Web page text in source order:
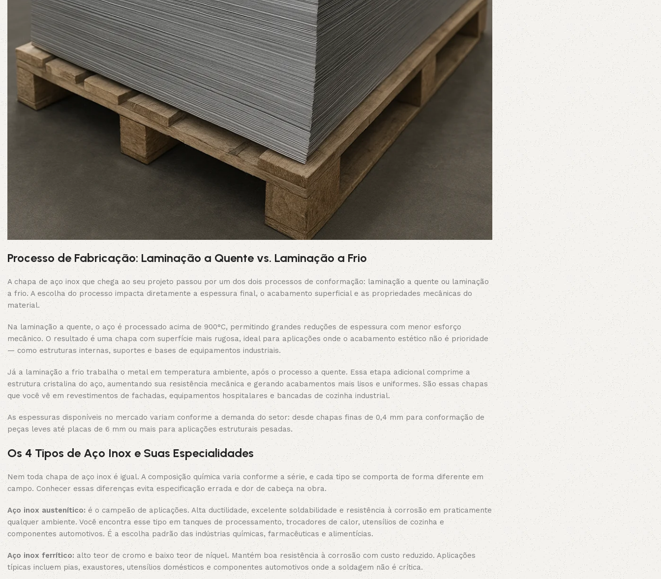
Processo de Fabricação: Laminação a Quente vs. Laminação a Frio
A chapa de aço inox que chega ao seu projeto passou por um dos dois processos de conformação: laminação a quente ou laminação
a frio. A escolha do processo impacta diretamente a espessura final, o acabamento superficial e as propriedades mecânicas do
material.
Na laminação a quente, o aço é processado acima de 900°C, permitindo grandes reduções de espessura com menor esforço
mecânico. O resultado é uma chapa com superfície mais rugosa, ideal para aplicações onde o acabamento estético não é prioridade
— como estruturas internas, suportes e bases de equipamentos industriais.
Já a laminação a frio trabalha o metal em temperatura ambiente, após o processo a quente. Essa etapa adicional comprime a
estrutura cristalina do aço, aumentando sua resistência mecânica e gerando acabamentos mais lisos e uniformes. São essas chapas
que você vê em revestimentos de fachadas, equipamentos hospitalares e bancadas de cozinha industrial.
As espessuras disponíveis no mercado variam conforme a demanda do setor: desde chapas finas de 0,4 mm para conformação de
peças leves até placas de 6 mm ou mais para aplicações estruturais pesadas.
Os 4 Tipos de Aço Inox e Suas Especialidades
Nem toda chapa de aço inox é igual. A composição química varia conforme a série, e cada tipo se comporta de forma diferente em
campo. Conhecer essas diferenças evita especificação errada e dor de cabeça na obra.
Aço inox austenítico: é o campeão de aplicações. Alta ductilidade, excelente soldabilidade e resistência à corrosão em praticamente
qualquer ambiente. Você encontra esse tipo em tanques de processamento, trocadores de calor, utensílios de cozinha e
componentes automotivos. É a escolha padrão das indústrias químicas, farmacêuticas e alimentícias.
Aço inox ferrítico:alto teor de cromo e baixo teor de níquel. Mantém boa resistência à corrosão com custo reduzido. Aplicações
típicas incluem pias, exaustores, utensílios domésticos e componentes automotivos onde a soldagem não é crítica.